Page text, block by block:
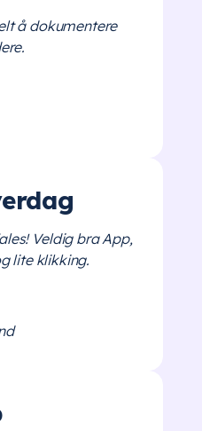
å dokumentere
Veldig bra App,
lite klikking.